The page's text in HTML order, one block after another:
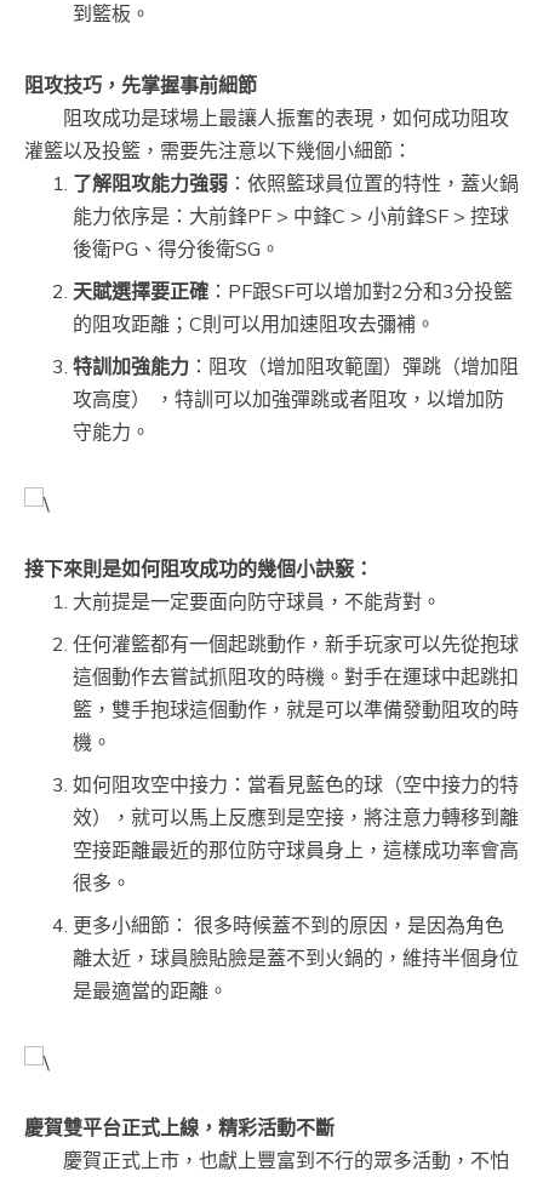
到籃板。
阻攻技巧，先掌握事前細節
阻攻成功是球場上最讓人振奮的表現，如何成功阻攻
灌籃以及投籃，需要先注意以下幾個小細節：
了解阻攻能力強弱 ：依照籃球員位置的特性，蓋火鍋
能力依序是：大前鋒PF > 中鋒C > 小前鋒SF > 控球
後衛PG、得分後衛SG。
天賦選擇要正確 ：PF跟SF可以增加對2分和3分投籃
的阻攻距離；C則可以用加速阻攻去彌補。
特訓加強能力 ：阻攻（增加阻攻範圍）彈跳（增加阻
攻高度） ，特訓可以加強彈跳或者阻攻，以增加防
守能力。
接下來則是如何阻攻成功的幾個小訣竅：
大前提是一定要面向防守球員，不能背對。
任何灌籃都有一個起跳動作，新手玩家可以先從抱球
這個動作去嘗試抓阻攻的時機。對手在運球中起跳扣
籃，雙手抱球這個動作，就是可以準備發動阻攻的時
機。
如何阻攻空中接力：當看見藍色的球（空中接力的特
效），就可以馬上反應到是空接，將注意力轉移到離
空接距離最近的那位防守球員身上，這樣成功率會高
很多。
更多小細節： 很多時候蓋不到的原因，是因為角色
離太近，球員臉貼臉是蓋不到火鍋的，維持半個身位
是最適當的距離。
慶賀雙平台正式上線，精彩活動不斷
慶賀正式上市，也獻上豐富到不行的眾多活動，不怕